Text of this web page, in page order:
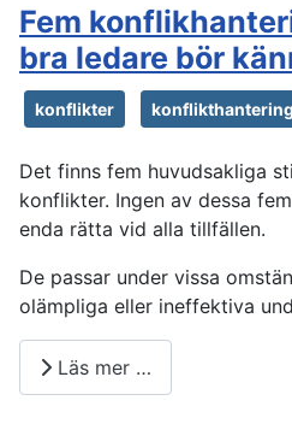
Fem
bra ledare bör
konflikter konflikthantering
Det finns fem huvudsakliga
konflikter. Ingen av dessa
enda rätta vid alla tillfällen.
De passar under vissa
olämpliga eller ineffektiva
Läs mer …